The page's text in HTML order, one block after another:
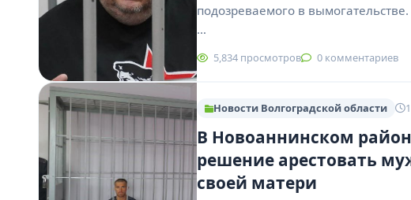
подозреваемого в
…
5,834 просмотров 0 комментариев
Новости Волгоградской области
В Новоаннинском
решение арестовать
своей матери